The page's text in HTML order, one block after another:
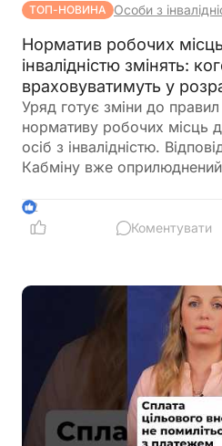
ТОП-НОВИНА Особи з
Норматив робочих
інвалідністю змінять:
враховуватимуть у
Уряд готує зміни до
нормативу робочих місць
осіб з інвалідністю.
Кабміну вже
окремі штатні одиниці під
середньооблікової
активних бойових дій
2
Коментувати